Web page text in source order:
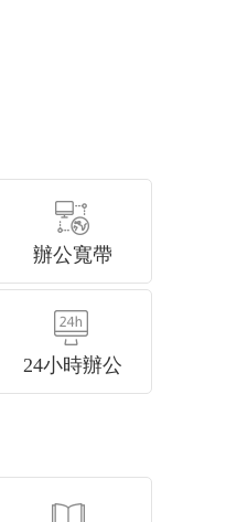
辦公寬帶
24小時辦公